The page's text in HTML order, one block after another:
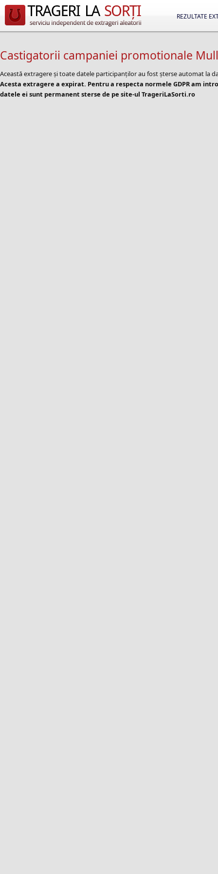
REZULTATE
Castigatorii campaniei promotionale
Această extragere și toate datele participanților au fost șterse automat la
Acesta extragere a expirat. Pentru a respecta normele GDPR am
datele ei sunt permanent sterse de pe site-ul TrageriLaSorti.ro